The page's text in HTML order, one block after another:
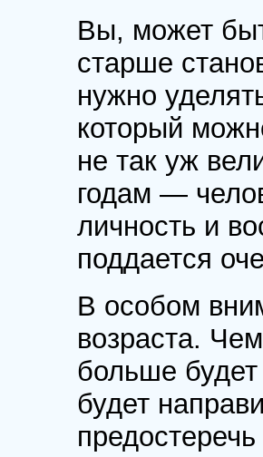
Вы, может
старше
нужно
который
не так уж
годам —
личность и
поддается
В особом
возраста.
больше
будет